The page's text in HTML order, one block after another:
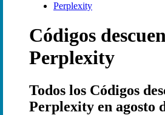
Perplexity
Códigos
Perplexity
Todos los Códigos
Perplexity en agosto